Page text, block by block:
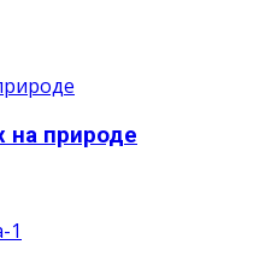
на природе